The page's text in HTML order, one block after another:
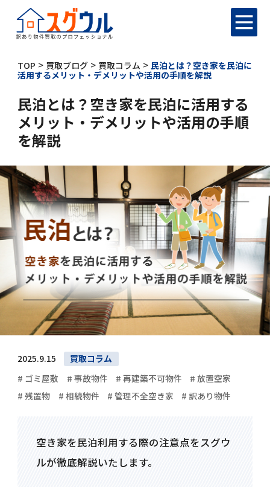
TOP > 買取ブログ > 買取コラム > 民泊とは？空き家を民泊に
活用するメリット・デメリットや活用の手順を解説
民泊とは？空き家を民泊に活用する
メリット・デメリットや活用の手順
を解説
2025.9.15
買取コラム
# ゴミ屋敷
# 事故物件 # 再建築不可物件
# 放置空家
# 残置物
# 相続物件 # 管理不全空き家 # 訳あり物件
空き家を民泊利用する際の注意点をスグウ
ルが徹底解説いたします。